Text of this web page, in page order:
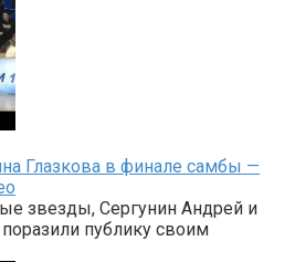
Глазкова в финале самбы —
звезды, Сергунин Андрей и
публику своим